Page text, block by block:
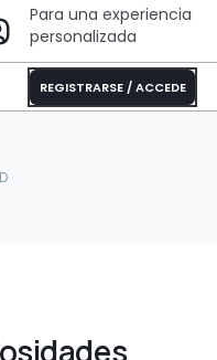
Para una experiencia
personalizada
REGISTRARSE / ACCEDE